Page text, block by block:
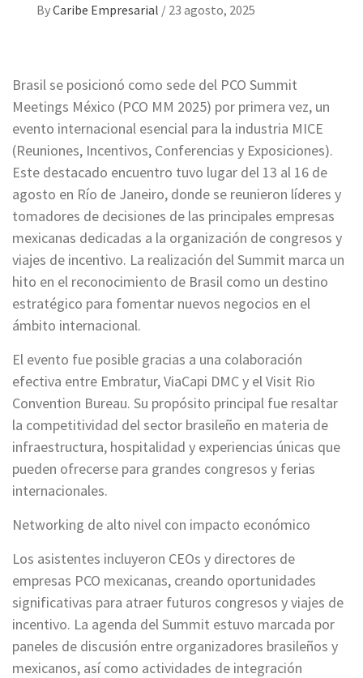
ByCaribe Empresarial / 23 agosto, 2025
Brasil se posicionó como sede del PCO Summit
Meetings México (PCO MM 2025) por primera vez, un
evento internacional esencial para la industria MICE
(Reuniones, Incentivos, Conferencias y Exposiciones).
Este destacado encuentro tuvo lugar del 13 al 16 de
agosto en Río de Janeiro, donde se reunieron líderes y
tomadores de decisiones de las principales empresas
mexicanas dedicadas a la organización de congresos y
viajes de incentivo. La realización del Summit marca un
hito en el reconocimiento de Brasil como un destino
estratégico para fomentar nuevos negocios en el
ámbito internacional.
El evento fue posible gracias a una colaboración
efectiva entre Embratur, ViaCapi DMC y el Visit Rio
Convention Bureau. Su propósito principal fue resaltar
la competitividad del sector brasileño en materia de
infraestructura, hospitalidad y experiencias únicas que
pueden ofrecerse para grandes congresos y ferias
internacionales.
Networking de alto nivel con impacto económico
Los asistentes incluyeron CEOs y directores de
empresas PCO mexicanas, creando oportunidades
significativas para atraer futuros congresos y viajes de
incentivo. La agenda del Summit estuvo marcada por
paneles de discusión entre organizadores brasileños y
mexicanos, así como actividades de integración